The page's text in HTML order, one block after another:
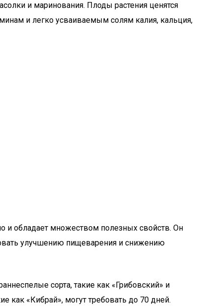
и маринования. Плоды растения ценятся
и легко усваиваемым солям калия, кальция,
и обладает множеством полезных свойств. Он
улучшению пищеварения и снижению
сорта, такие как «Грибовский» и
как «Кибрай», могут требовать до 70 дней.